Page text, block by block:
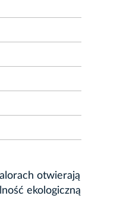
otwierają
ekologiczną